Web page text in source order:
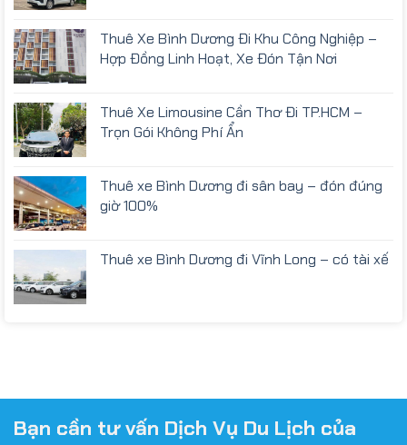
Thuê Xe Bình Dương Đi Khu Công Nghiệp –
Hợp Đồng Linh Hoạt, Xe Đón Tận Nơi
Thuê Xe Limousine Cần Thơ Đi TP.HCM –
Trọn Gói Không Phí Ẩn
Thuê xe Bình Dương đi sân bay – đón đúng
giờ 100%
Thuê xe Bình Dương đi Vĩnh Long – có tài xế
Bạn cần tư vấn Dịch Vụ Du Lịch của